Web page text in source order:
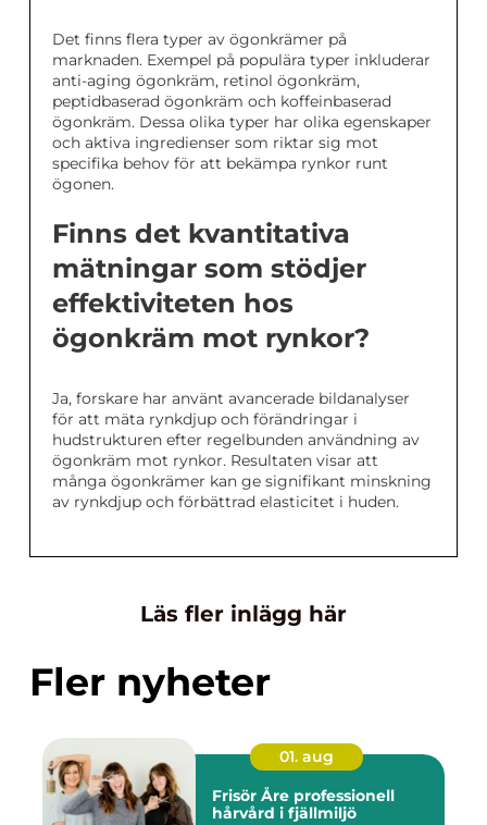
Det finns flera typer av ögonkrämer på
marknaden. Exempel på populära typer inkluderar
anti-aging ögonkräm, retinol ögonkräm,
peptidbaserad ögonkräm och koffeinbaserad
ögonkräm. Dessa olika typer har olika egenskaper
och aktiva ingredienser som riktar sig mot
specifika behov för att bekämpa rynkor runt
ögonen.
Finns det kvantitativa
mätningar som stödjer
effektiviteten hos
ögonkräm mot rynkor?
Ja, forskare har använt avancerade bildanalyser
för att mäta rynkdjup och förändringar i
hudstrukturen efter regelbunden användning av
ögonkräm mot rynkor. Resultaten visar att
många ögonkrämer kan ge signifikant minskning
av rynkdjup och förbättrad elasticitet i huden.
Läs fler inlägg här
Fler nyheter
01. aug
Frisör Åre professionell
hårvård i fjällmiljö